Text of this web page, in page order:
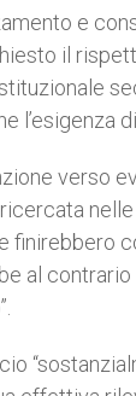
e
il
verso
al